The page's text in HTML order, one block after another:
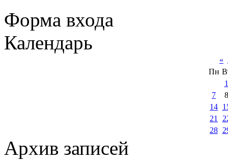
Форма входа
Календарь
«
Пн
1
7
8
14
21
28
Архив записей